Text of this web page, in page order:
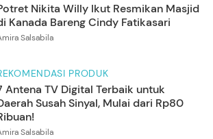
Nikita Willy Ikut Resmikan Masjid
Kanada Bareng Cindy Fatikasari
Salsabila
PRODUK
Antena TV Digital Terbaik untuk
Susah Sinyal, Mulai dari Rp80
Salsabila